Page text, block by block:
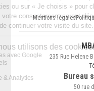
Mentions légales
235 Rue Helene
Bureau
50 rue